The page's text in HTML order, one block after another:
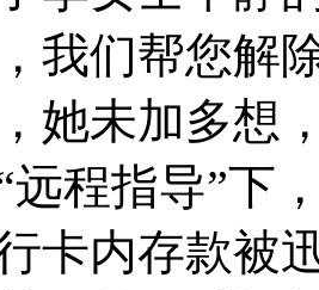
我们帮您解
她未加多想
远程指导”下
卡内存款被